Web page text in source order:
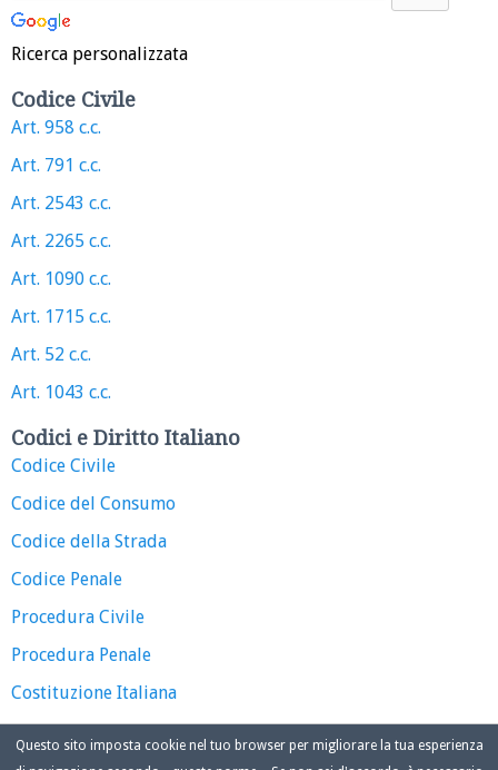
Ricerca personalizzata
Codice Civile
Art. 958 c.c.
Art. 791 c.c.
Art. 2543 c.c.
Art. 2265 c.c.
Art. 1090 c.c.
Art. 1715 c.c.
Art. 52 c.c.
Art. 1043 c.c.
Codici e Diritto Italiano
Codice Civile
Codice del Consumo
Codice della Strada
Codice Penale
Procedura Civile
Procedura Penale
Costituzione Italiana
Questo sito imposta cookie nel tuo browser per migliorare la tua esperienza